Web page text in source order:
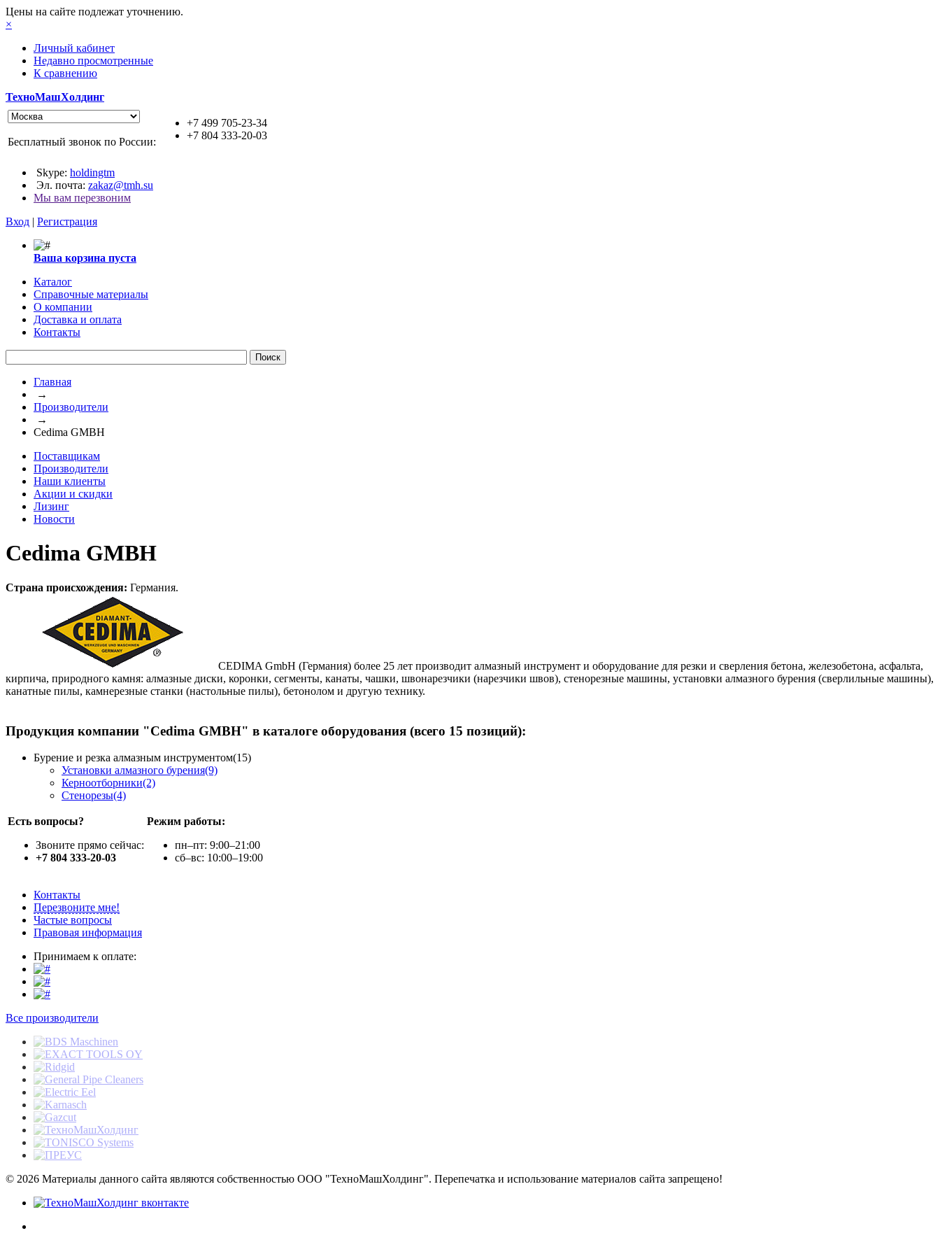
Цены на сайте подлежат уточнению.
×
Личный кабинет
Недавно просмотренные
К сравнению
ТехноМашХолдинг
+7 499 705-23-34
+7 804 333-20-03
Бесплатный звонок по России:
Skype: holdingtm
Эл. почта: zakaz@tmh.su
Мы вам перезвоним
Вход | Регистрация
Ваша корзина пуста
Каталог
Справочные материалы
О компании
Доставка и оплата
Контакты
Главная
→
Производители
→
Cedima GMBH
Поставщикам
Производители
Наши клиенты
Акции и скидки
Лизинг
Новости
Cedima GMBH
Страна происхождения: Германия.
CEDIMA GmbH (Германия) более 25 лет производит алмазный инструмент и оборудование для резки и сверления бетона, железобетона, асфальта,
кирпича, природного камня: алмазные диски, коронки, сегменты, канаты, чашки, швонарезчики (нарезчики швов), стенорезные машины, установки алмазного бурения (сверлильные машины),
канатные пилы, камнерезные станки (настольные пилы), бетонолом и другую технику.
Продукция компании "Cedima GMBH" в каталоге оборудования (всего 15 позиций):
Бурение и резка алмазным инструментом(15)
Установки алмазного бурения(9)
Керноотборники(2)
Стенорезы(4)
Есть вопросы?
Звоните прямо сейчас:
+7 804 333-20-03
Режим работы:
пн–пт: 9:00–21:00
сб–вс: 10:00–19:00
Контакты
Перезвоните мне!
Частые вопросы
Правовая информация
Принимаем к оплате:
Все производители
© 2026 Материалы данного сайта являются собственностью ООО "ТехноМашХолдинг". Перепечатка и использование материалов сайта запрещено!